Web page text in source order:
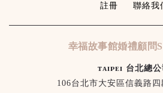
註冊
聯絡我
幸福故事館婚禮顧問
ᴛᴀɪᴘᴇɪ 台北總公
106台北市大安區信義路